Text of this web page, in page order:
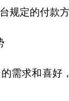
规定的付款
需求和喜